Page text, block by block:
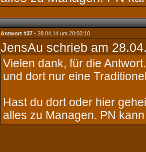
Antwort #37 - 28.04.14 um 20:03:10
JensAu schrieb am
Vielen dank, für die
und dort nur eine
Hast du dort oder hier
alles zu Managen. PN